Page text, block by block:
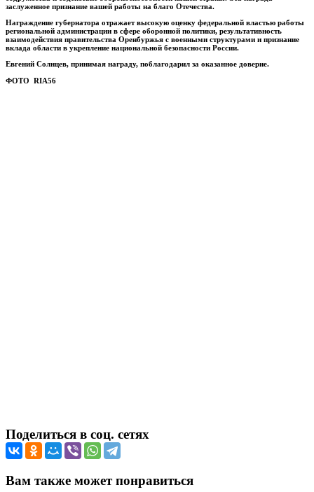
заслуженное признание вашей работы на благо Отечества.
Награждение губернатора отражает высокую оценку федеральной властью работы
региональной администрации в сфере оборонной политики, результативность
взаимодействия правительства Оренбуржья с военными структурами и признание
вклада области в укрепление национальной безопасности России.
Евгений Солнцев, принимая награду, поблагодарил за оказанное доверие.
ФОТО RIA56
Поделиться в соц. сетях
Вам также может понравиться